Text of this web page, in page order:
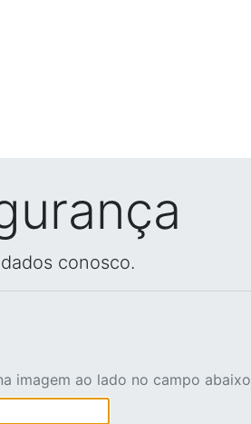
conosco.
imagem ao lado no campo abaixo